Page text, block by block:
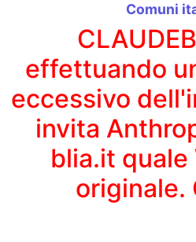
Comuni
effettuando
eccessivo
invita
blia.it quale
originale.